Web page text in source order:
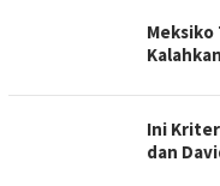
Meksiko
Ini
dan